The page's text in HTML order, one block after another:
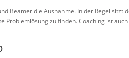
Beamer die Ausnahme. In der Regel
Problemlösung zu finden. Coaching ist